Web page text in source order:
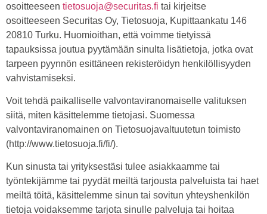
osoitteeseen tietosuoja@securitas.fi tai kirjeitse
osoitteeseen Securitas Oy, Tietosuoja, Kupittaankatu 146
20810 Turku. Huomioithan, että voimme tietyissä
tapauksissa joutua pyytämään sinulta lisätietoja, jotka ovat
tarpeen pyynnön esittäneen rekisteröidyn henkilöllisyyden
vahvistamiseksi.
Voit tehdä paikalliselle valvontaviranomaiselle valituksen
siitä, miten käsittelemme tietojasi. Suomessa
valvontaviranomainen on Tietosuojavaltuutetun toimisto
(http://www.tietosuoja.fi/fi/).
Kun sinusta tai yrityksestäsi tulee asiakkaamme tai
työntekijämme tai pyydät meiltä tarjousta palveluista tai haet
meiltä töitä, käsittelemme sinun tai sovitun yhteyshenkilön
tietoja voidaksemme tarjota sinulle palveluja tai hoitaa